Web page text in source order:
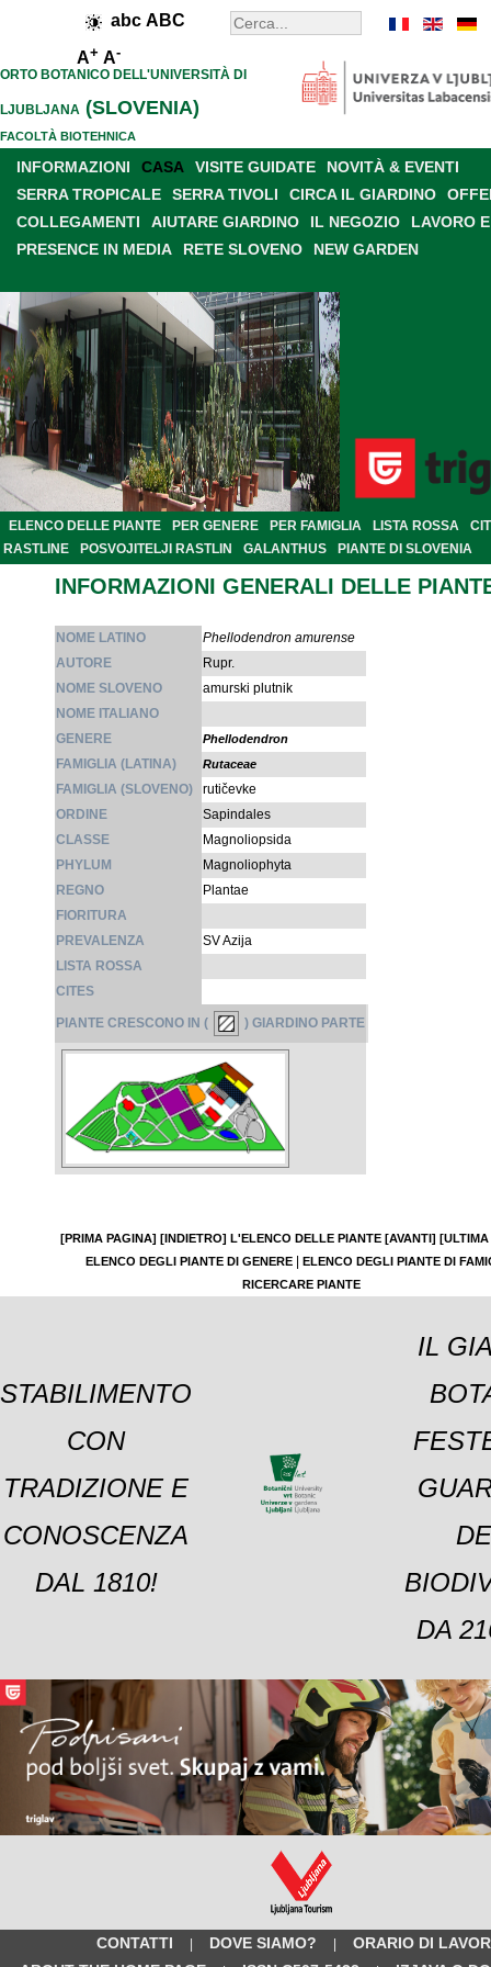
abc ABC
A+ A-
ORTO BOTANICO DELL'UNIVERSITÀ DI
LJUBLJANA (SLOVENIA)
FACOLTÀ BIOTEHNICA
INFORMAZIONI CASA VISITE GUIDATE
NOVITÀ & EVENTI
SERRA TROPICALE
SERRA TIVOLI CIRCA IL GIARDINO
COLLEGAMENTI
AIUTARE GIARDINO IL NEGOZIO
LAVORO
PRESENCE IN MEDIA
RETE SLOVENO NEW GARDEN
ELENCO DELLE PIANTE PER GENERE PER FAMIGLIA LISTA ROSSA
RASTLINE
POSVOJITELJI RASTLIN GALANTHUS PIANTE DI SLOVENIA
INFORMAZIONI GENERALI DELLE
NOME LATINO
Phellodendron amurense
AUTORE
Rupr.
NOME SLOVENO
amurski plutnik
NOME ITALIANO
GENERE
Phellodendron
FAMIGLIA (LATINA) Rutaceae
FAMIGLIA (SLOVENO)
rutičevke
ORDINE
Sapindales
CLASSE
Magnoliopsida
PHYLUM
Magnoliophyta
REGNO
Plantae
FIORITURA
PREVALENZA
SV Azija
LISTA ROSSA
CITES
PIANTE CRESCONO IN ( ) GIARDINO PARTE
[PRIMA PAGINA] [INDIETRO] L'ELENCO DELLE PIANTE [AVANTI]
ELENCO DEGLI PIANTE DI GENERE
ELENCO DEGLI PIANTE DI
RICERCARE PIANTE
STABILIMENTO
CON
TRADIZIONE E
CONOSCENZA
DAL 1810!
IL
DA
CONTATTI | DOVE SIAMO? |
ORARIO DI